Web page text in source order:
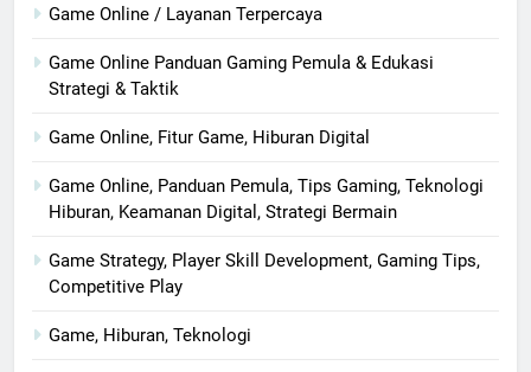
Game Online / Layanan Terpercaya
Game Online Panduan Gaming Pemula & Edukasi
Strategi & Taktik
Game Online, Fitur Game, Hiburan Digital
Game Online, Panduan Pemula, Tips Gaming, Teknologi
Hiburan, Keamanan Digital, Strategi Bermain
Game Strategy, Player Skill Development, Gaming Tips,
Competitive Play
Game, Hiburan, Teknologi